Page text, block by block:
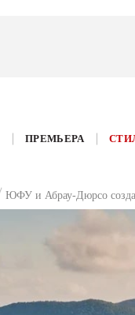
ПРЕМЬЕРА
ЮФУ и Абрау-Дюрсо